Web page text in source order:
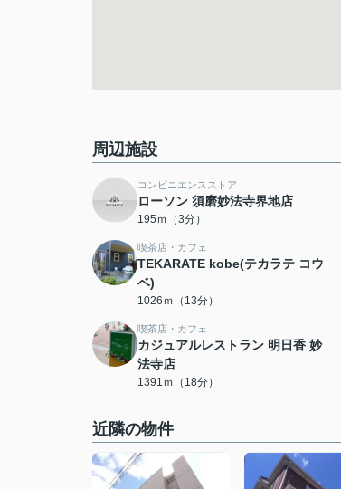
周辺施設
コンビニエンスストア
ローソン 須磨妙法寺界地店
195ｍ（3分）
喫茶店・カフェ
TEKARATE kobe(テカラテ コウ
ベ)
1026ｍ（13分）
喫茶店・カフェ
カジュアルレストラン 明日香 妙
法寺店
1391ｍ（18分）
近隣の物件